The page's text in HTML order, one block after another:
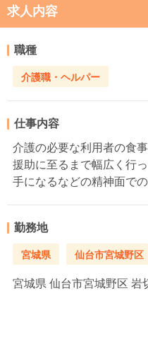
求人内容
職種
介護職・ヘルパー
仕事内容
介護の必要な利用者の食
援助に至るまで幅広く行
手になるなどの精神面で
勤務地
宮城県 仙台市宮城野区
宮城県 仙台市宮城野区 岩